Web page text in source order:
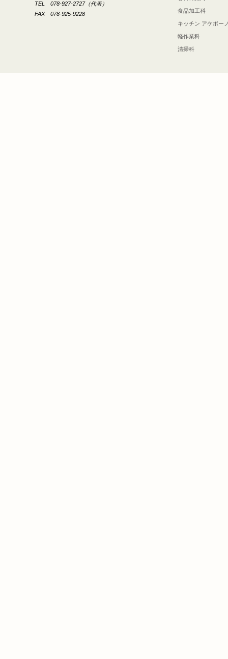
TEL 078-927-2727（代表）
FAX 078-925-9228
食品加工科
キッチン アケボー
軽作業科
清掃科